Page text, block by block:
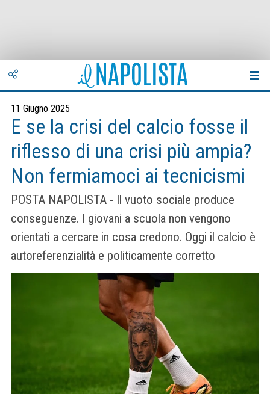
11 Giugno 2025
E se la crisi del calcio fosse il
riflesso di una crisi più ampia?
Non fermiamoci ai tecnicismi
POSTA NAPOLISTA - Il vuoto sociale produce
conseguenze. I giovani a scuola non vengono
orientati a cercare in cosa credono. Oggi il calcio è
autoreferenzialità e politicamente corretto